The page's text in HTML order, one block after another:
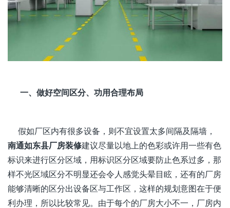
一、做好空间区分、功用合理布局
假如厂区内有很多设备，则不宜设置太多间隔及隔墙，
南通如东县厂房装修建议尽量以地上的色彩或许用一些有色
标识来进行区分区域，用标识区分区域要防止色系过多，那
样不光区域区分不明显还会令人感觉头晕目眩，还有的厂房
能够清晰的区分出设备区与工作区，这样的规划意图在于便
利办理，所以比较常见。由于每个的厂房大小不一，厂房内